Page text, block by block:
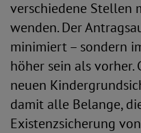
verschiedene Stellen
wenden. Der
minimiert – sondern
höher sein als vorher.
neuen
damit alle Belange,
Existenzsicherung